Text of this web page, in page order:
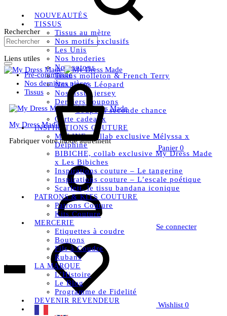
Rechercher
Liens utiles
Pré-commande
Nos dernières pièces
Tissus
My Dress Made
Fabriquer votre mode autrement
Se connecter
Wishlist 0
NOUVEAUTÉS
TISSUS
Tissus au mètre
Nos motifs exclusifs
Les Unis
Nos broderies
Nos cotons
Tissus molleton & French Terry
Nos tissus Léopard
Nos tissus jersey
Derniers coupons
Coupons seconde chance
Carte cadeaux
INSPIRATIONS COUTURE
MELINE, collab exclusive Mélyssa x
Delphine
BIBICHE, collab exclusive My Dress Made
x Les Bibiches
Inspirations couture – Le tangerine
Inspirations couture – L’escale poétique
Scarlett, le tissu bandana iconique
PATRONS & KITS COUTURE
Patrons Couture
Kits Couture
MERCERIE
Etiquettes à coudre
Boutons
Fils à Coudre
Rubans
LA MARQUE
L’Histoire
Le Blog
Programme de Fidelité
DEVENIR REVENDEUR
Panier 0